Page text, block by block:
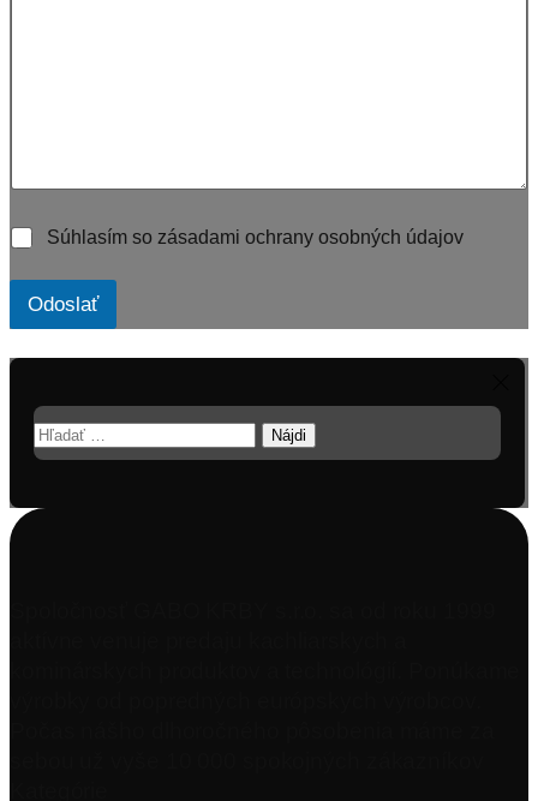
Súhlasím so zásadami ochrany osobných údajov
Odoslať
Hľadať: